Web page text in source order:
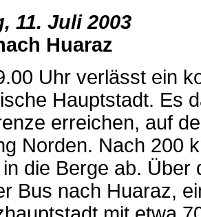
11. Juli 2003
Huaraz
Uhr verlässt ein
Hauptstadt. Es
erreichen, auf
Norden. Nach 200
die Berge ab. Über
Bus nach Huaraz,